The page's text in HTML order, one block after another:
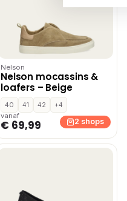
Nelson
Nelson mocassins &
loafers – Beige
40 41 42
+4
vanaf
€ 69,99 2 shops